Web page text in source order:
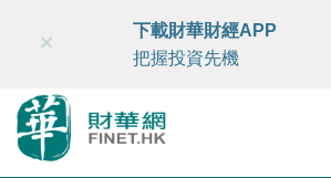
財華智庫網 FINTV FINMETA
×
下載財華財經APP
把握投資先機